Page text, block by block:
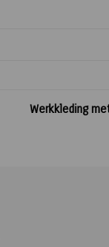
Werkkleding